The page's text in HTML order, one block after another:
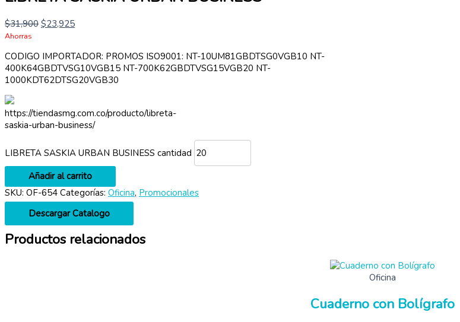
$31,900 $23,925
Ahorras
CODIGO IMPORTADOR: PROMOS ISO9001: NT-10UM81GBDTSG0VGB10 NT-
400K64GBDTVSG10VGB15 NT-700K62GBDTVSG15VGB20 NT-
1000KDT62DTSG20VGB30
https://tiendasmg.com.co/producto/libreta-
saskia-urban-business/
LIBRETA SASKIA URBAN BUSINESS cantidad
Añadir al carrito
SKU: OF-654 Categorías: Oficina, Promocionales
Descargar Catalogo
Productos relacionados
Oficina
Cuaderno con Bolígrafo